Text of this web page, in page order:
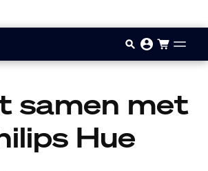
samen met
Hue